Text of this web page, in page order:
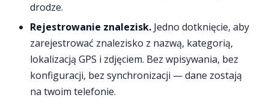
drodze.
Rejestrowanie znalezisk. Jedno dotknięcie, aby
zarejestrować znalezisko z nazwą, kategorią,
lokalizacją GPS i zdjęciem. Bez wpisywania, bez
konfiguracji, bez synchronizacji — dane zostają
na twoim telefonie.